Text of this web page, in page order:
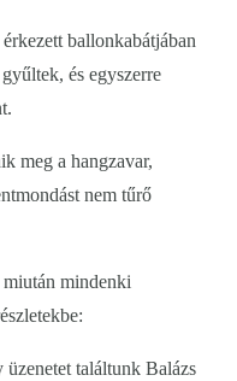
ballonkabátjában
és egyszerre
meg a hangzavar,
nem tűrő
miután mindenki
üzenetet találtunk Balázs